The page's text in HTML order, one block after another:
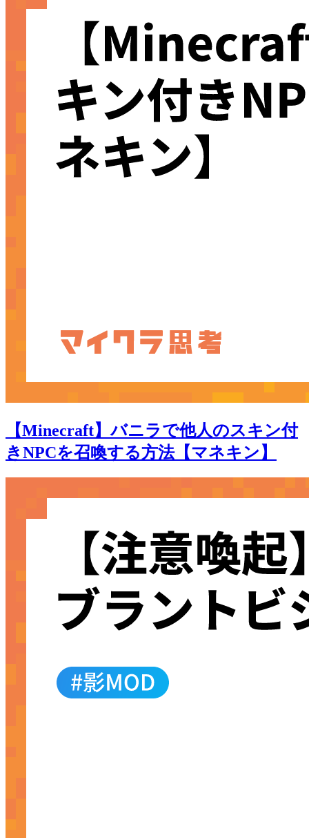
【Minecraft】バニラで他人のスキン付
きNPCを召喚する方法【マネキン】